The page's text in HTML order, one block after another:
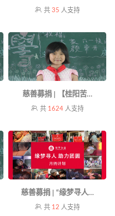
共35 人支持
慈善募捐 | 【桂阳苦...
共 1624 人支持
慈善募捐 | “缘梦寻人...
共 12 人支持